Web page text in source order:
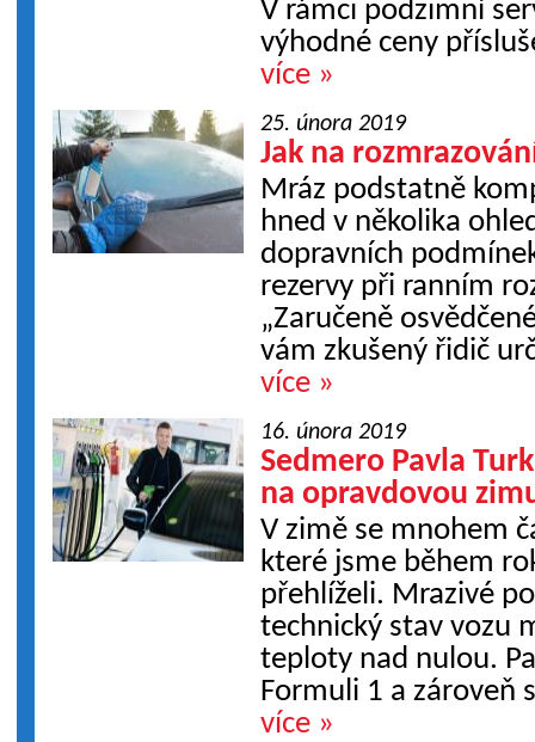
V rámci podzimní
výhodné ceny
více »
25. února 2019
Jak na
Mráz podstatně
hned v několika
dopravních
rezervy při ranním
„Zaručeně
vám zkušený řidič
více »
16. února 2019
Sedmero Pavla
na opravdovou
V zimě se mnohem
které jsme během
přehlíželi. Mrazivé
technický stav vozu
teploty nad nulou.
Formuli 1 a zároveň
více »